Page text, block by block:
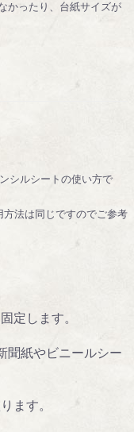
かったり、台紙サイズが
シルシートの使い方で
法は同じですのでご参考
定します。
聞紙やビニールシー
ます。